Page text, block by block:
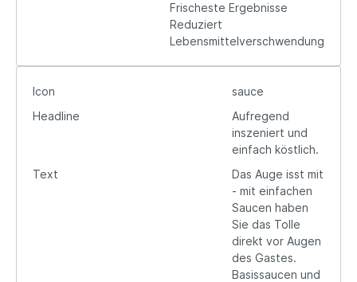
Frischeste Ergebnisse
Reduziert
Lebensmittelverschwendung
Icon
sauce
Headline
Aufregend
inszeniert und
einfach köstlich.
Text
Das Auge isst mit
- mit einfachen
Saucen haben
Sie das Tolle
direkt vor Augen
des Gastes.
Basissaucen und